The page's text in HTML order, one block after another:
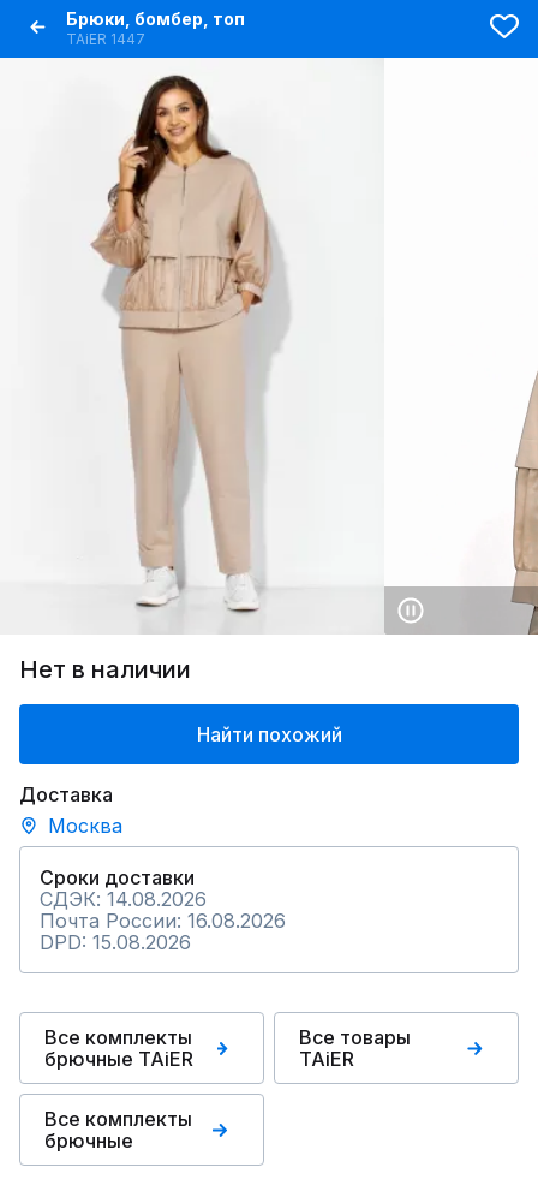
Брюки, бомбер, топ
TAiER 1447
Нет в наличии
Найти похожий
Доставка
Москва
Сроки доставки
СДЭК: 14.08.2026
Почта России: 16.08.2026
DPD: 15.08.2026
Все комплекты
брючные TAiER
Все товары
TAiER
Все комплекты
брючные